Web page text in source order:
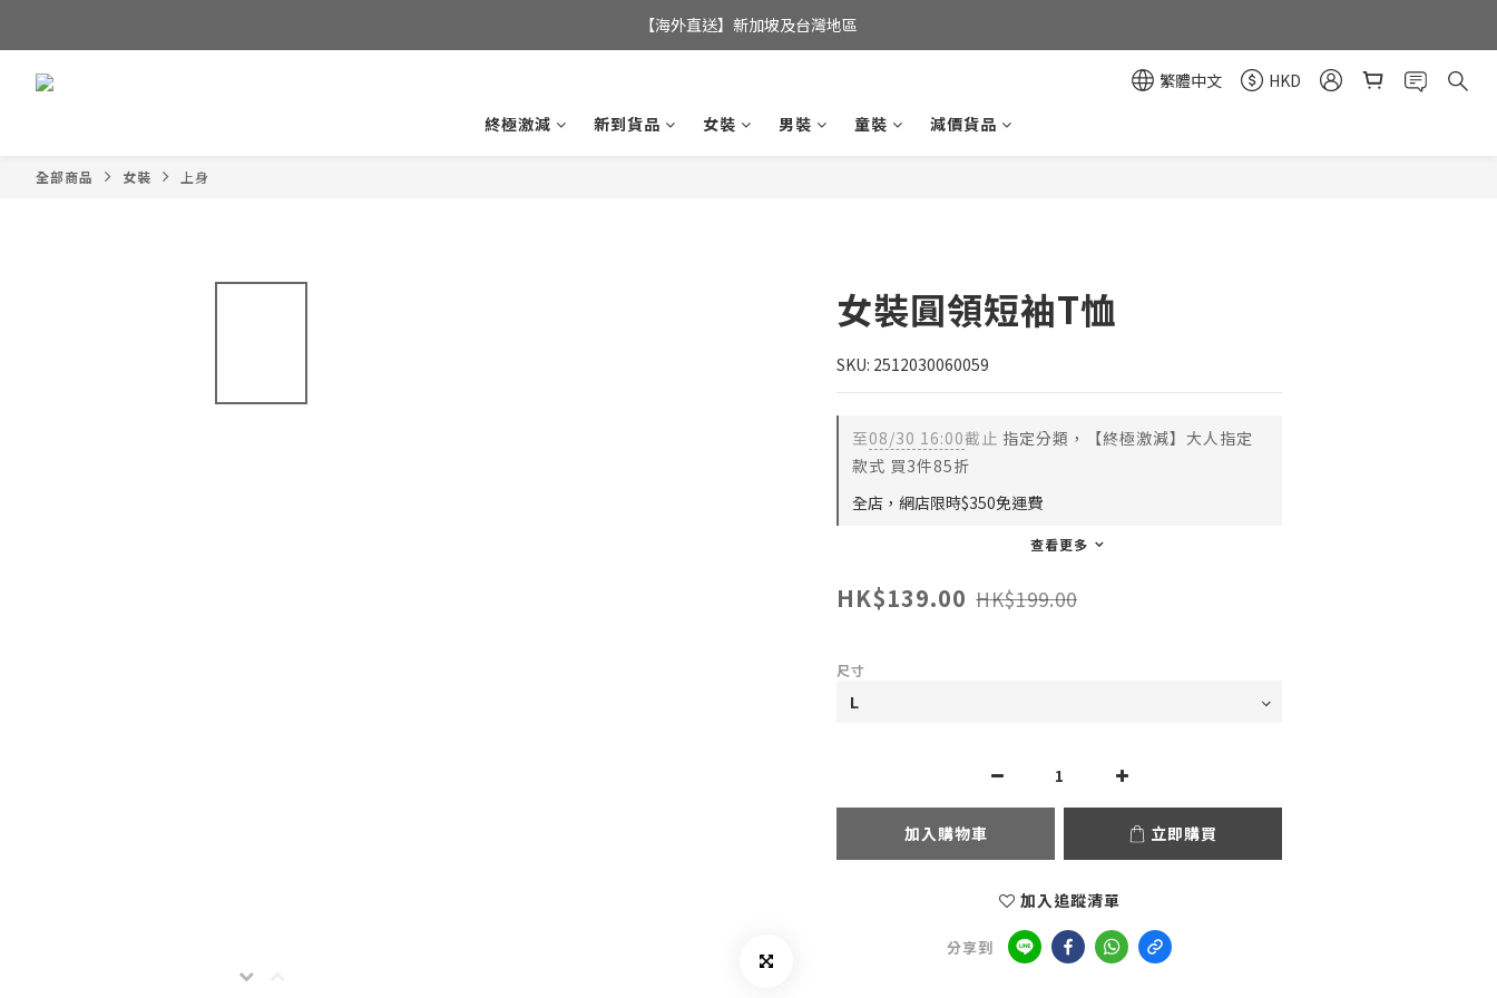
全店滿$350，即可享港澳地區免運費;
【海外直送】新加坡及台灣地區
繁體中文
HKD
終極激減
新到貨品 女裝 男裝 童裝 減價貨品
全部商品 女裝 上身
女裝圓領短袖T恤
SKU: 2512030060059
至08/30 16:00截止 指定分類，【終極激減】大人指定
款式 買3件85折
全店，網店限時$350免運費
查看更多
HK$139.00 HK$199.00
尺寸
加入購物車 立即購買
加入追蹤清單
分享到